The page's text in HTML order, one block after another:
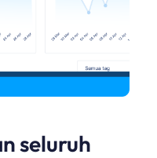
seluruh